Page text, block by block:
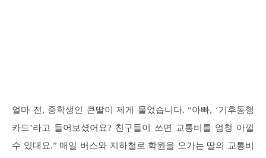
얼마 전, 중학생인 큰딸이 제게 물었습니다. “아빠, ‘기후동행
카드’라고 들어보셨어요? 친구들이 쓰면 교통비를 엄청 아낄
수 있대요.” 매일 버스와 지하철로 학원을 오가는 딸의 교통비